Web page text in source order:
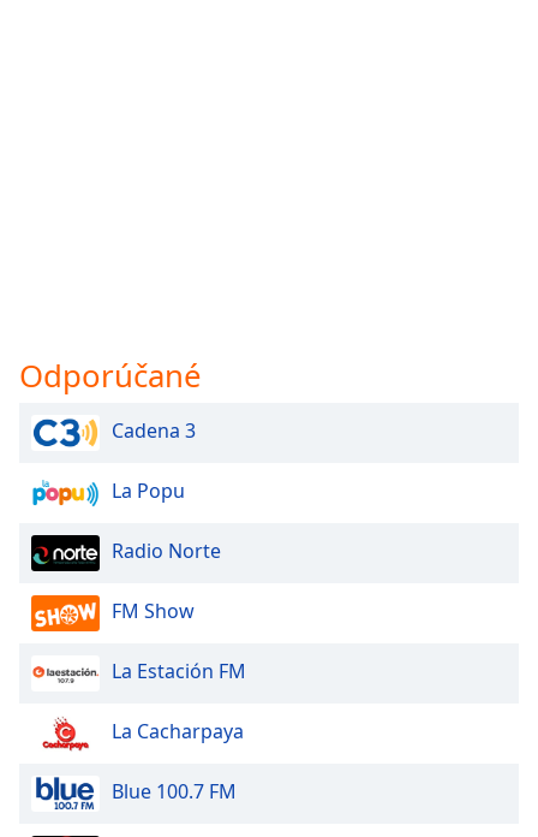
Odporúčané
Cadena 3
La Popu
Radio Norte
FM Show
La Estación FM
La Cacharpaya
Blue 100.7 FM